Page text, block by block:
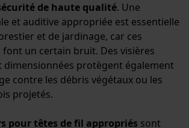
de haute qualité. Une
et auditive appropriée est essentielle
et de jardinage, car ces
un certain bruit. Des visières
dimensionnées protègent également
contre les débris végétaux ou les
projetés.
pour têtes de fil appropriés sont
Vérifier linstallation de cookies
ID de session
Sauvegarder les préférences
Econda Tag Manager